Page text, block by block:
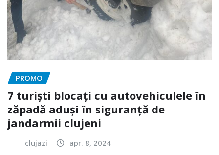
PROMO
7 turiști blocați cu autovehiculele în
zăpadă aduși în siguranță de
jandarmii clujeni
clujazi apr. 8, 2024